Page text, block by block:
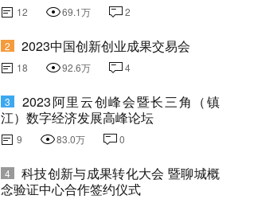
12 69.1万 2
2 2023中国创新创业成果交易会
18 92.6万 4
3
2023阿里云创峰会暨长三角（镇
江）数字经济发展高峰论坛
9 83.0万 0
4
科技创新与成果转化大会 暨聊城概
念验证中心合作签约仪式